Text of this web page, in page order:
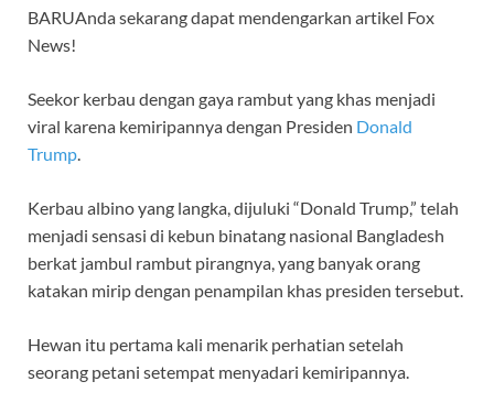
BARUAnda sekarang dapat mendengarkan artikel Fox
News!
Seekor kerbau dengan gaya rambut yang khas menjadi
viral karena kemiripannya dengan Presiden Donald
Trump.
Kerbau albino yang langka, dijuluki “Donald Trump,” telah
menjadi sensasi di kebun binatang nasional Bangladesh
berkat jambul rambut pirangnya, yang banyak orang
katakan mirip dengan penampilan khas presiden tersebut.
Hewan itu pertama kali menarik perhatian setelah
seorang petani setempat menyadari kemiripannya.